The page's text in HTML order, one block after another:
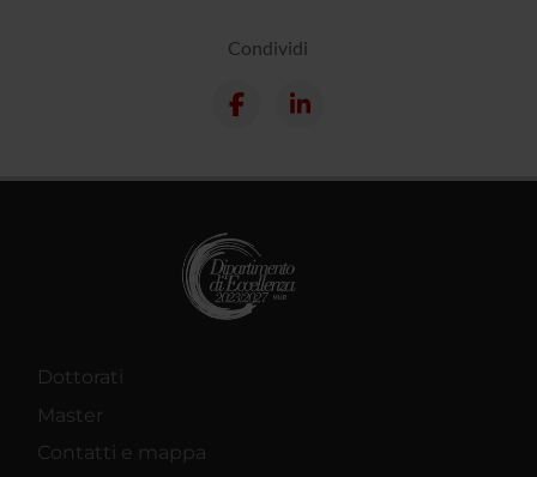
Condividi
Dottorati
Master
Contatti e mappa